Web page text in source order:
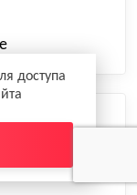
доступа